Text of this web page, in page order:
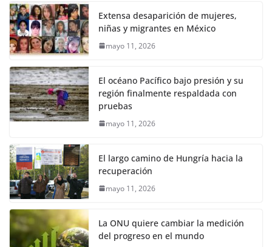
Extensa desaparición de mujeres,
niñas y migrantes en México
mayo 11, 2026
El océano Pacífico bajo presión y su
región finalmente respaldada con
pruebas
mayo 11, 2026
El largo camino de Hungría hacia la
recuperación
mayo 11, 2026
La ONU quiere cambiar la medición
del progreso en el mundo